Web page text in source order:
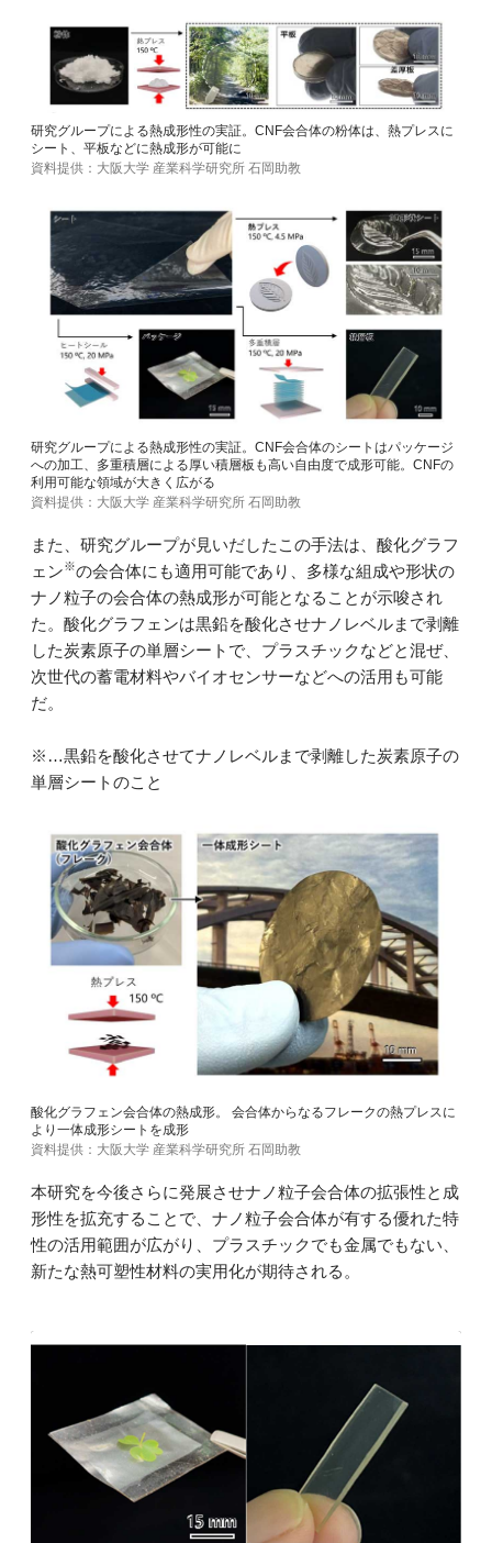
研究グループによる熱成形性の実証。CNF会合体の粉体は、熱プレスに
シート、平板などに熱成形が可能に
資料提供：大阪大学 産業科学研究所 石岡助教
研究グループによる熱成形性の実証。CNF会合体のシートはパッケージ
への加工、多重積層による厚い積層板も高い自由度で成形可能。CNFの
利用可能な領域が大きく広がる
資料提供：大阪大学 産業科学研究所 石岡助教
また、研究グループが見いだしたこの手法は、酸化グラフ
ェン※の会合体にも適用可能であり、多様な組成や形状の
ナノ粒子の会合体の熱成形が可能となることが示唆され
た。酸化グラフェンは黒鉛を酸化させナノレベルまで剥離
した炭素原子の単層シートで、プラスチックなどと混ぜ、
次世代の蓄電材料やバイオセンサーなどへの活用も可能
だ。
※…黒鉛を酸化させてナノレベルまで剥離した炭素原子の
単層シートのこと
酸化グラフェン会合体の熱成形。 会合体からなるフレークの熱プレスに
より一体成形シートを成形
資料提供：大阪大学 産業科学研究所 石岡助教
本研究を今後さらに発展させナノ粒子会合体の拡張性と成
形性を拡充することで、ナノ粒子会合体が有する優れた特
性の活用範囲が広がり、プラスチックでも金属でもない、
新たな熱可塑性材料の実用化が期待される。